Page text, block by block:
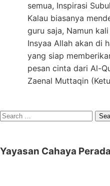
semua, Inspirasi
Kalau biasanya
guru saja, Namun
Insyaa Allah akan di
yang siap
pesan cinta dari Al-
Zaenal Muttaqin
Search
Yayasan Cahaya